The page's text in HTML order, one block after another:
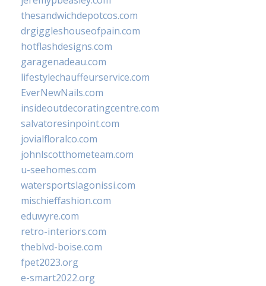
thesandwichdepotcos.com
drgiggleshouseofpain.com
hotflashdesigns.com
garagenadeau.com
lifestylechauffeurservice.com
EverNewNails.com
insideoutdecoratingcentre.com
salvatoresinpoint.com
jovialfloralco.com
johnlscotthometeam.com
u-seehomes.com
watersportslagonissi.com
mischieffashion.com
eduwyre.com
retro-interiors.com
theblvd-boise.com
fpet2023.org
e-smart2022.org